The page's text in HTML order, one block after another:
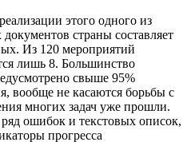
этого одного из
страны составляет
Из 120 мероприятий
лишь 8. Большинство
свыше 95%
вообще не касаются борьбы с
многих задач уже прошли.
ошибок и текстовых описок,
прогресса